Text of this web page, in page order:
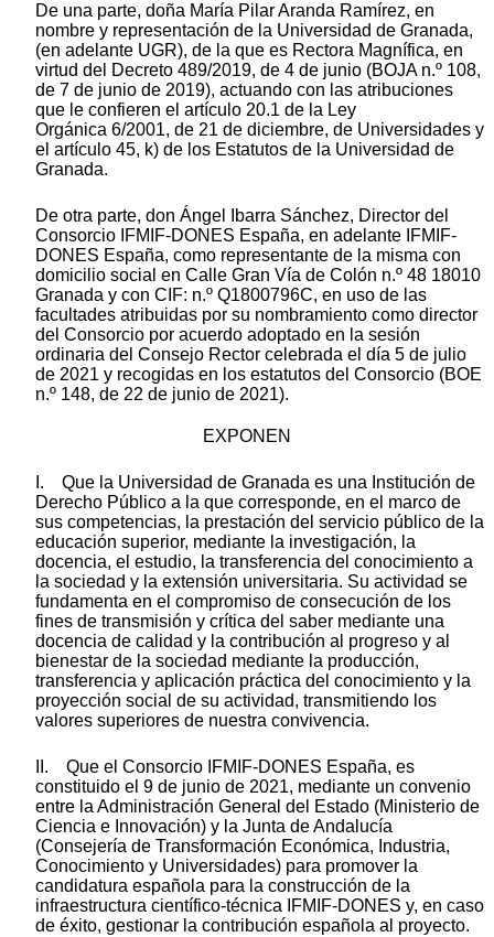
De una parte, doña María Pilar Aranda Ramírez, en
nombre y representación de la Universidad de Granada,
(en adelante UGR), de la que es Rectora Magnífica, en
virtud del Decreto 489/2019, de 4 de junio (BOJA n.º 108,
de 7 de junio de 2019), actuando con las atribuciones
que le confieren el artículo 20.1 de la Ley
Orgánica 6/2001, de 21 de diciembre, de Universidades y
el artículo 45, k) de los Estatutos de la Universidad de
Granada.
De otra parte, don Ángel Ibarra Sánchez, Director del
Consorcio IFMIF-DONES España, en adelante IFMIF-
DONES España, como representante de la misma con
domicilio social en Calle Gran Vía de Colón n.º 48 18010
Granada y con CIF: n.º Q1800796C, en uso de las
facultades atribuidas por su nombramiento como director
del Consorcio por acuerdo adoptado en la sesión
ordinaria del Consejo Rector celebrada el día 5 de julio
de 2021 y recogidas en los estatutos del Consorcio (BOE
n.º 148, de 22 de junio de 2021).
EXPONEN
I. Que la Universidad de Granada es una Institución de
Derecho Público a la que corresponde, en el marco de
sus competencias, la prestación del servicio público de la
educación superior, mediante la investigación, la
docencia, el estudio, la transferencia del conocimiento a
la sociedad y la extensión universitaria. Su actividad se
fundamenta en el compromiso de consecución de los
fines de transmisión y crítica del saber mediante una
docencia de calidad y la contribución al progreso y al
bienestar de la sociedad mediante la producción,
transferencia y aplicación práctica del conocimiento y la
proyección social de su actividad, transmitiendo los
valores superiores de nuestra convivencia.
II. Que el Consorcio IFMIF-DONES España, es
constituido el 9 de junio de 2021, mediante un convenio
entre la Administración General del Estado (Ministerio de
Ciencia e Innovación) y la Junta de Andalucía
(Consejería de Transformación Económica, Industria,
Conocimiento y Universidades) para promover la
candidatura española para la construcción de la
infraestructura científico-técnica IFMIF-DONES y, en caso
de éxito, gestionar la contribución española al proyecto.